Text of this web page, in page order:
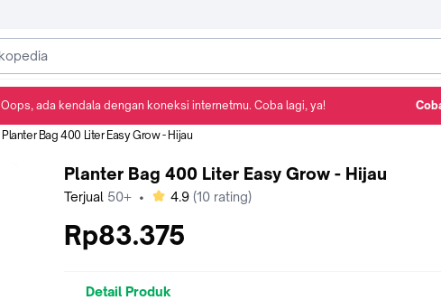
Planter Bag 400 Liter Easy Grow - Hijau
Planter Bag 400 Liter Easy Grow - Hijau
Terjual 50+ • bintang
4.9 (10 rating)
Rp83.375
Detail Produk
Oops, ada kendala dengan koneksi internetmu. Coba lagi, ya!